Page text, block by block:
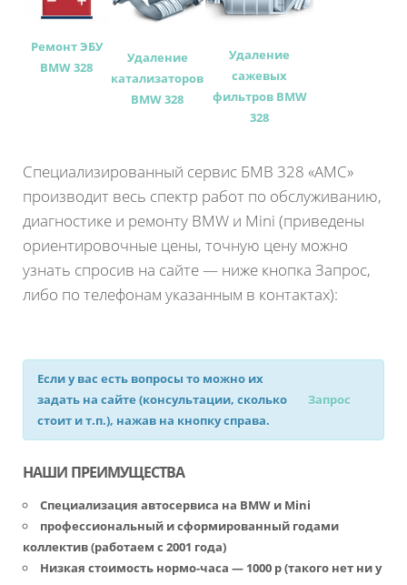
Ремонт ЭБУ
BMW 328
Удаление
катализаторов
BMW 328
Удаление
сажевых
фильтров BMW
328
Специализированный сервис БМВ 328 «АМС»
производит весь спектр работ по обслуживанию,
диагностике и ремонту BMW и Mini (приведены
ориентировочные цены, точную цену можно
узнать спросив на сайте — ниже кнопка Запрос,
либо по телефонам указанным в контактах):
Если у вас есть вопросы то можно их
задать на сайте (консультации, сколько
стоит и т.п.), нажав на кнопку справа.
Запрос
НАШИ ПРЕИМУЩЕСТВА
Специализация автосервиса на BMW и Mini
профессиональный и сформированный годами
коллектив (работаем с 2001 года)
Низкая стоимость нормо-часа — 1000 р (такого нет ни у